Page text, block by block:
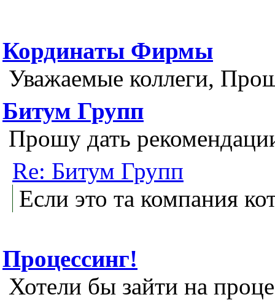
Кординаты Фирмы
Уважаемые коллеги,
Битум Групп
Прошу дать
Re: Битум Групп
Если это та компания
Процессинг!
Хотели бы зайти на